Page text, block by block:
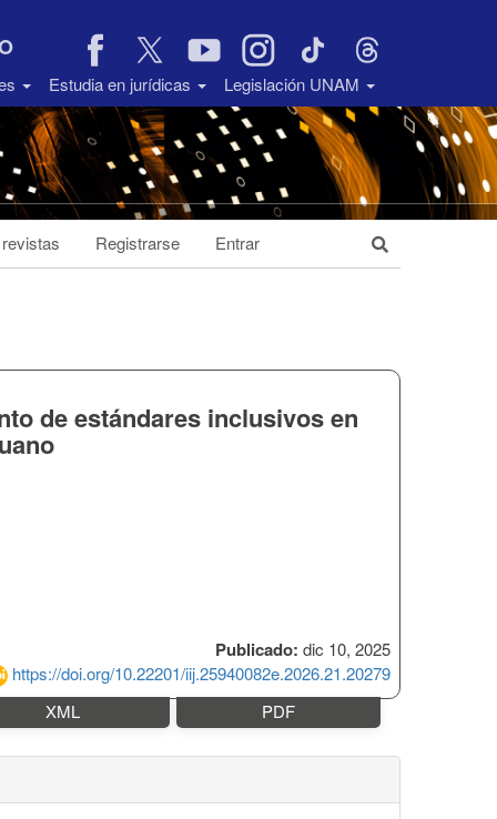
Estudia en jurídicas Legislación UNAM
Registrarse Entrar
Publicado: dic 10, 2025
https://doi.org/10.22201/iij.25940082e.2026.21.20279
de estándares inclusivos en
XML PDF